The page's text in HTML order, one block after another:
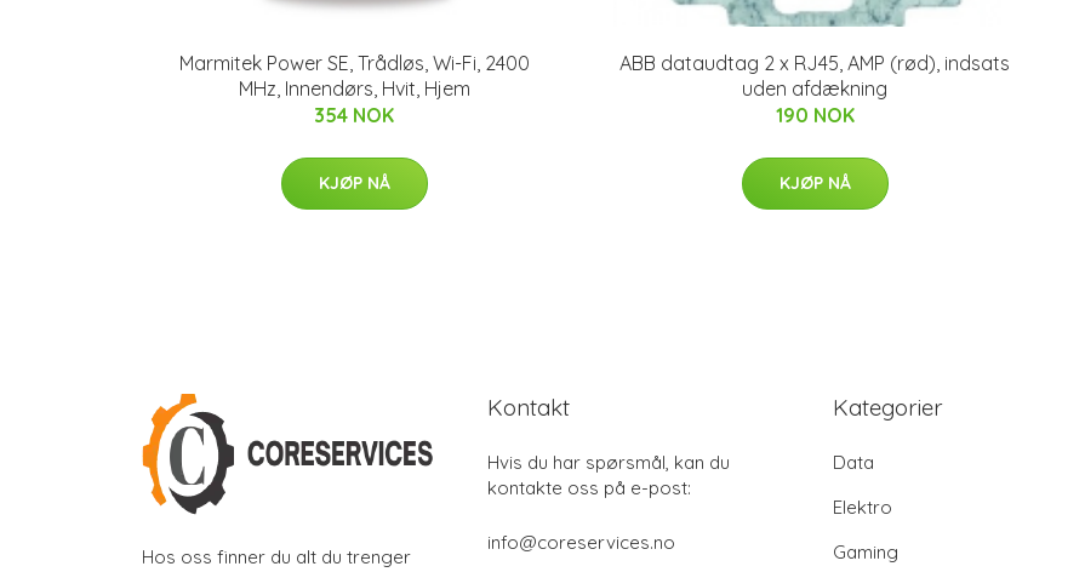
Marmitek Power SE, Trådløs, Wi-Fi, 2400
MHz, Innendørs, Hvit, Hjem
354 NOK
KJØP NÅ
ABB dataudtag 2 x RJ45, AMP (rød), indsats
uden afdækning
190 NOK
KJØP NÅ
Hos oss finner du alt du trenger
Kontakt
Hvis du har spørsmål, kan du
kontakte oss på e-post:
info@coreservices.no
Kategorier
Data
Elektro
Gaming